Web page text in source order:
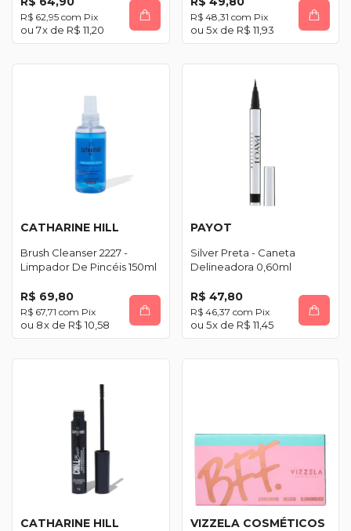
R$ 62,95 com Pix
7x de R$ 11,20
R$ 48,31 com Pix
5x de R$ 11,93
CATHARINE HILL
Brush Cleanser 2227 -
Limpador De Pincéis 150ml
R$ 69,80
R$ 67,71 com Pix
8x de R$ 10,58
PAYOT
Silver Preta - Caneta
Delineadora 0,60ml
R$ 47,80
R$ 46,37 com Pix
5x de R$ 11,45
CATHARINE HILL VIZZELA COSMÉTICOS